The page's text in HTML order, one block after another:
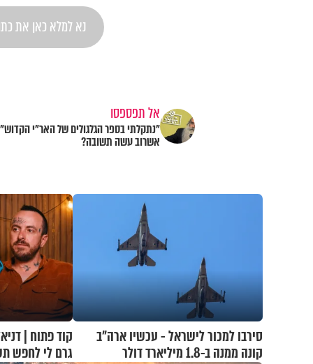
אל תפספסו
"נתקלתי בספר הגלגולים של האר"י
אשרוב עשה תשובה?
סירבו למכור לישראל - עכשיו ארה"ב
קונה ממנה ב-1.8 מיליארד דולר
גרם לי לחפש